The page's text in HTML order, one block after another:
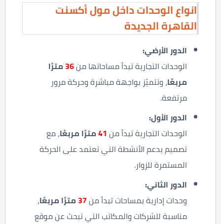
انواع الوحدات داخل مول أكسنت
القاهرة الجديدة
الدور الأرضي:
الوحدات التجارية تبدأ مساحاتها من36 مترًا
مربعًا، وتتميّز بواجهة مباشرة وحركة مرور
مرتفعة.
الدور الأول:
الوحدات التجارية تبدأ من 41مترًا مربعًا، مع
تصميم يدعم الأنشطة التي تعتمد على الحركة
المستمرة للزوار.
الدور الثاني:
وحدات إدارية بمساحات تبدأ من37 مترًا مربعًا،
مناسبة للشركات والمكاتب التي تبحث عن موقع